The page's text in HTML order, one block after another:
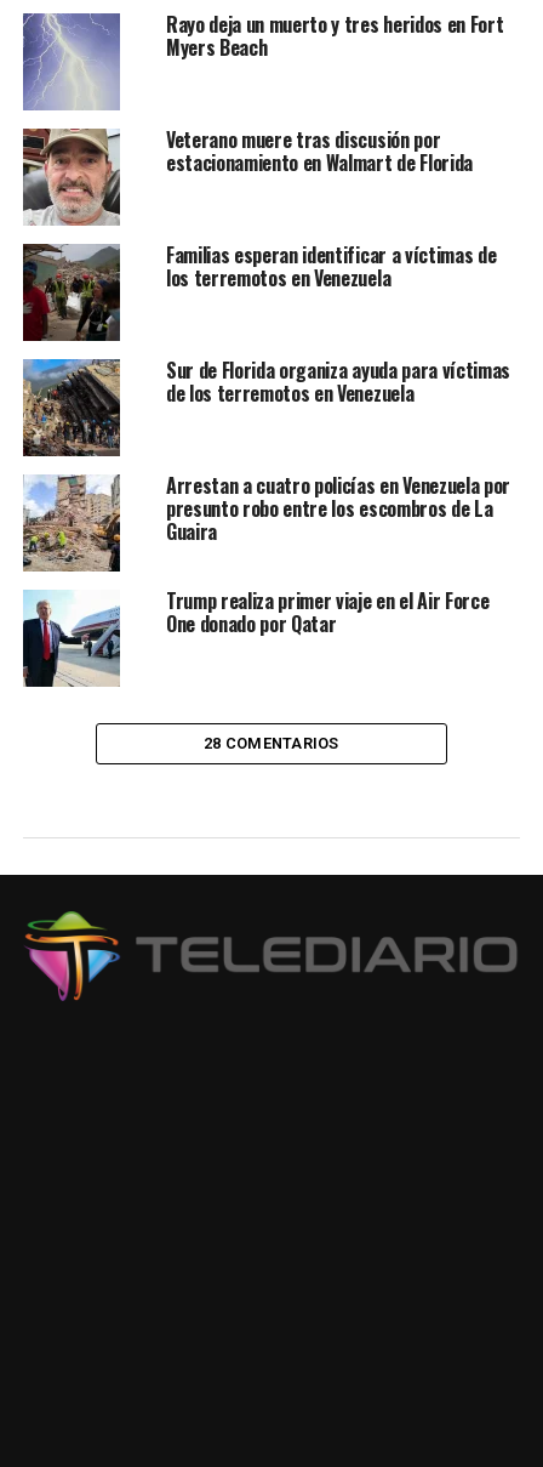
Rayo deja un muerto y tres heridos en Fort
Myers Beach
Veterano muere tras discusión por
estacionamiento en Walmart de Florida
Familias esperan identificar a víctimas de
los terremotos en Venezuela
Sur de Florida organiza ayuda para víctimas
de los terremotos en Venezuela
Arrestan a cuatro policías en Venezuela por
presunto robo entre los escombros de La
Guaira
Trump realiza primer viaje en el Air Force
One donado por Qatar
28 COMENTARIOS